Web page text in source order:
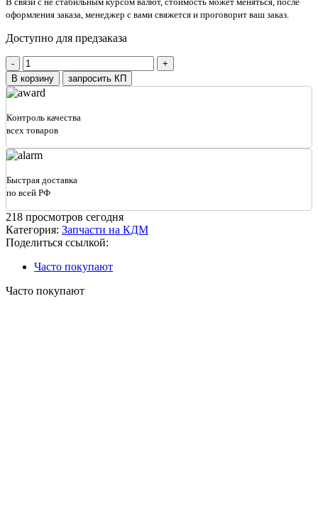
оформления заказа, менеджер с вами свяжется и проговорит ваш заказ.
Доступно для предзаказа
Количество
товара
Привод
диска
В корзину запросить КП
Контроль качества
всех товаров
Быстрая доставка
по всей РФ
218 просмотров сегодня
Категория: Запчасти на КДМ
Поделиться ссылкой:
Часто покупают
Часто покупают